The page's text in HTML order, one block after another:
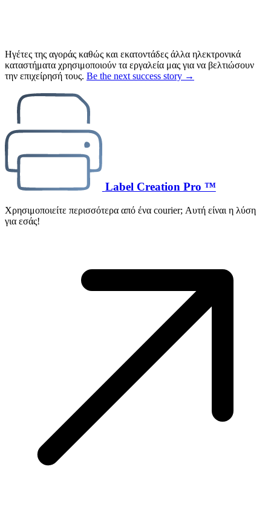
Ηγέτες της αγοράς καθώς και εκατοντάδες άλλα ηλεκτρονικά
καταστήματα χρησιμοποιούν τα εργαλεία μας για να βελτιώσουν
την επιχείρησή τους. Be the next success story →
Label Creation Pro ™
Χρησιμοποιείτε περισσότερα από ένα courier; Αυτή είναι η λύση
για εσάς!